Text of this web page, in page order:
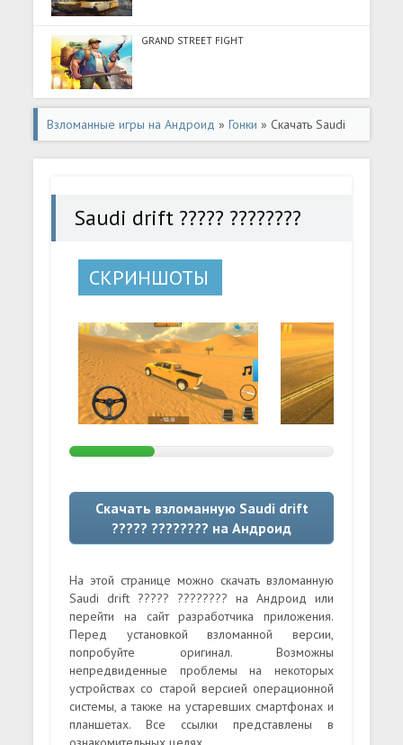
GRAND STREET FIGHT
Взломанные игры на Андроид »Гонки » Скачать Saudi
drift ????? ???????? (Много монет) на Андроид
Saudi drift ????? ????????
СКРИНШОТЫ
Скачать взломанную Saudi drift
????? ???????? на Андроид
На этой странице можно скачать взломанную
Saudi drift ????? ???????? на Андроид или
перейти на сайт разработчика приложения.
Перед установкой взломанной версии,
попробуйте оригинал. Возможны
непредвиденные проблемы на некоторых
устройствах со старой версией операционной
системы, а также на устаревших смартфонах и
планшетах. Все ссылки представлены в